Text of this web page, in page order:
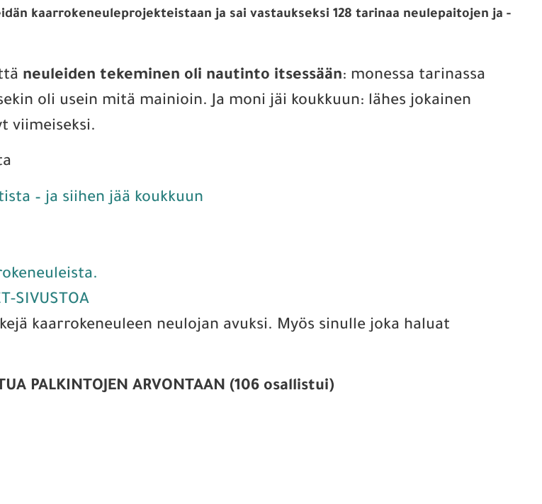
kaarrokeneuleprojekteistaan ja sai vastaukseksi 128 tarinaa neulepaitojen ja -
neuleiden tekeminen oli nautinto itsessään: monessa tarinassa
oli usein mitä mainioin. Ja moni jäi koukkuun: lähes jokainen
viimeiseksi.
– ja siihen jää koukkuun
SIVUSTOA
kaarrokeneuleen neulojan avuksi. Myös sinulle joka haluat
PALKINTOJEN ARVONTAAN (106 osallistui)